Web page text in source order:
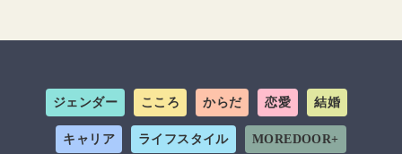
ジェンダー こころ からだ 恋愛 結婚
キャリア ライフスタイル MOREDOOR+